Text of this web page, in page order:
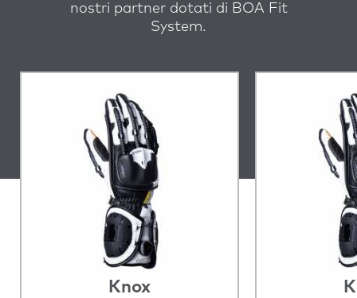
nostri partner dotati di BOA Fit
System.
Knox